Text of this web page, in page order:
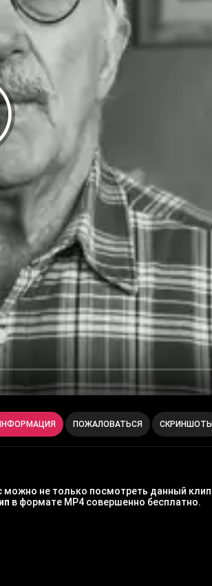
ПОЖАЛОВАТЬСЯ СКРИНШОТЫ
можно не только посмотреть данный клип
в формате MP4 совершенно бесплатно.